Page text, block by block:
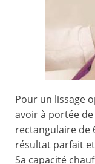
Pour un lissage
avoir à portée
rectangulaire de
résultat parfait
Sa capacité